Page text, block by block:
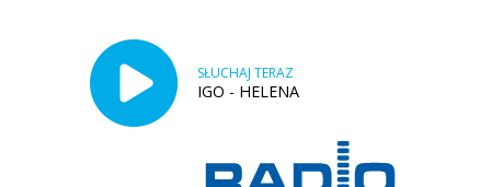
SŁUCHAJ TERAZ
IGO - HELENA